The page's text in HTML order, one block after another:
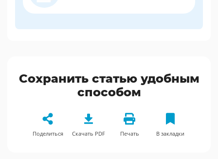
Сохранить статью удобным
способом
Поделиться Скачать PDF Печать В закладки